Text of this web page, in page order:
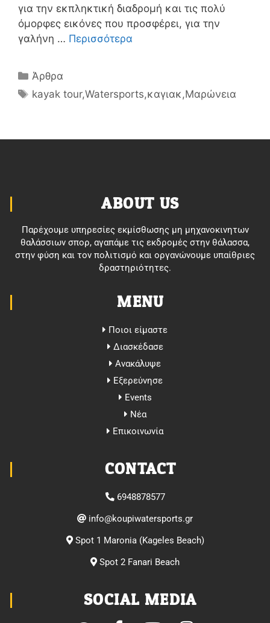
για την εκπληκτική διαδρομή και τις πολύ
όμορφες εικόνες που προσφέρει, για την
γαλήνη … Περισσότερα
Άρθρα
kayak tour,Watersports,καγιακ ,Μαρώνεια
ABOUT US
Παρέχουμε υπηρεσίες εκμίσθωσης μη μηχανοκινητων
θαλάσσιων σπορ, αγαπάμε τις εκδρομές στην θάλασσα,
στην φύση και τον πολιτισμό και οργανώνουμε υπαίθριες
δραστηριότητες.
MENU
Ποιοι είμαστε
Διασκέδασε
Ανακάλυψε
Εξερεύνησε
Events
Νέα
Επικοινωνία
CONTACT
6948878577
rg.stropsretawipuok
@ofni
Spot 1 Maronia (Kageles Beach)
Spot 2 Fanari Beach
SOCIAL MEDIA